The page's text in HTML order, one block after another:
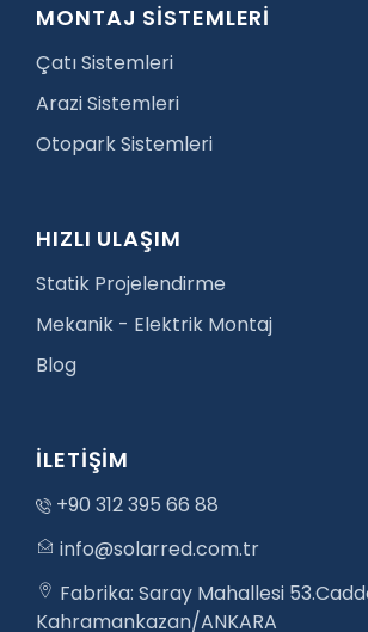
MONTAJ SİSTEMLERİ
Çatı Sistemleri
Arazi Sistemleri
Otopark Sistemleri
HIZLI ULAŞIM
Statik Projelendirme
Mekanik - Elektrik Montaj
Blog
İLETİŞİM
+90 312 395 66 88
info@solarred.com.tr
Fabrika: Saray Mahallesi
Kahramankazan/ANKARA